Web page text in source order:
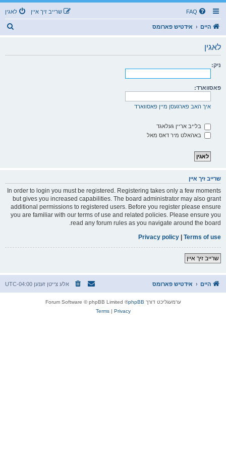
FAQ לאגין שרייב זיך איין
היים אידטיש פארומס
לאגין
ניק:
פאסווארד:
איך האב פארגעסן מיין פאסווארד
בלייב אריין געלאגד
באהאלט מיר דאס מאל
שרייב זיך איין
In order to login you must be registered. Registering takes only a few moments
but gives you increased capabilities. The board administrator may also grant
additional permissions to registered users. Before you register please ensure
you are familiar with our terms of use and related policies. Please ensure you
read any forum rules as you navigate around the board.
Terms of use
|
Privacy policy
שרייב זיך איין
היים אידטיש פארומס אלע צייטן זענען UTC-04:00
ערמעגליכט דורך phpBB
® Forum Software © phpBB Limited
Privacy
|
Terms